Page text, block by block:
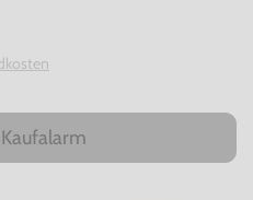
Kaufalarm